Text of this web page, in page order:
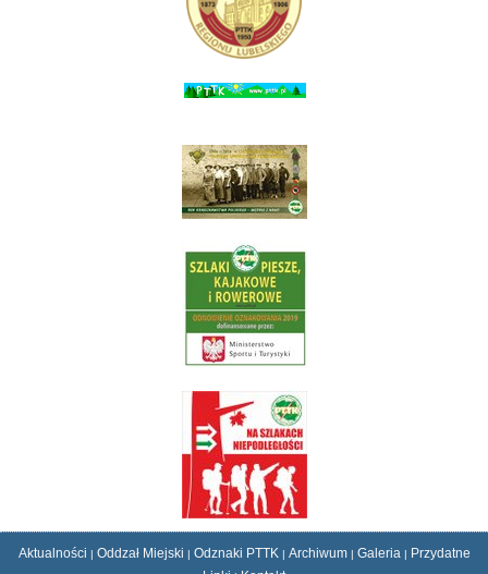
Aktualności | Oddzał Miejski | Odznaki PTTK| Archiwum| Galeria| Przydatne